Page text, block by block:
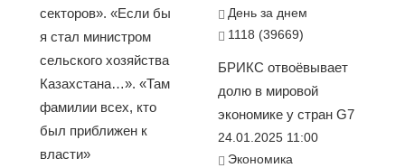
секторов». «Если бы
я стал министром
сельского хозяйства
Казахстана…». «Там
фамилии всех, кто
был приближен к
власти»
День за днем
1118 (39669)
БРИКС отвоёвывает
долю в мировой
экономике у стран G7
24.01.2025 11:00
Экономика